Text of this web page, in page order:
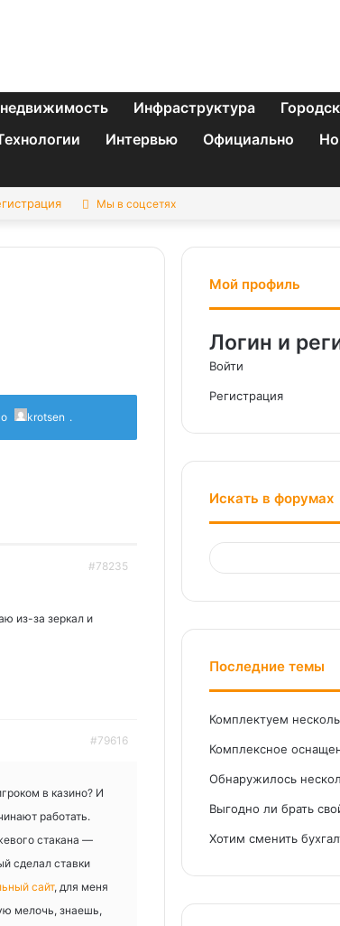
Инфраструктура
Интервью Официально
Мы в соцсетях
krotsen .
#78235
из-за зеркал и
#79616
в казино? И
работать.
стакана —
сделал ставки
сайт, для меня
мелочь, знаешь,
Мой профиль
Логин и
Войти
Регистрация
Искать в форумах
Последние темы
Комплектуем
Комплексное
Обнаружилось
Выгодно ли брать
Хотим сменить